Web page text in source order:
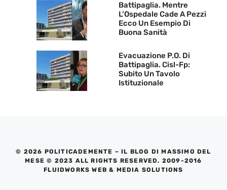
Battipaglia. Mentre
L’Ospedale Cade A Pezzi
Ecco Un Esempio Di
Buona Sanità
Evacuazione P.O. Di
Battipaglia. Cisl-Fp:
Subito Un Tavolo
Istituzionale
© 2026 POLITICADEMENTE – IL BLOG DI MASSIMO DEL
MESE © 2023 ALL RIGHTS RESERVED. 2009-2016
FLUIDWORKS WEB & MEDIA SOLUTIONS